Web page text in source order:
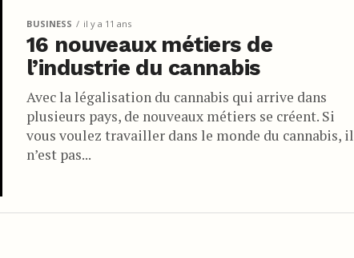
BUSINESS il y a 11 ans
16 nouveaux métiers de
l’industrie du cannabis
Avec la légalisation du cannabis qui arrive dans
plusieurs pays, de nouveaux métiers se créent. Si
vous voulez travailler dans le monde du cannabis, il
n’est pas...